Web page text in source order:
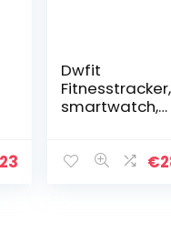
Dwfit
Fitnesstracker,
smartwatch,
stappenteller,
€